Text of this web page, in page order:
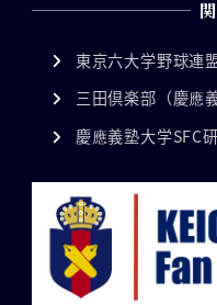
東京六大学野球連
三田倶楽部（慶應
慶應義塾大学SFC